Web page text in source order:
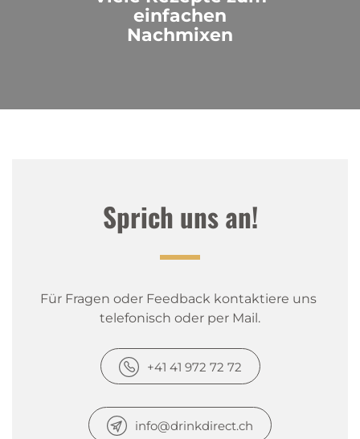
einfachen
Nachmixen
Sprich uns an!
Für Fragen oder Feedback kontaktiere uns
telefonisch oder per Mail.
+41 41 972 72 72
info@drinkdirect.ch